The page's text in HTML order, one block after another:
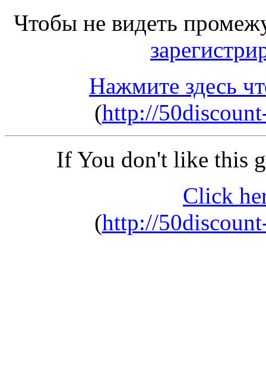
Чтобы не видеть
Нажмите здесь
(http://
If You don't like this
Click
(http://